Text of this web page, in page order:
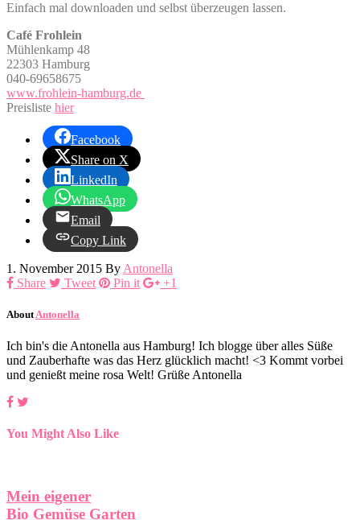
Einfach mal downloaden und selbst überzeugen lassen.
Café Frohlein
Mühlenkamp 48
22303 Hamburg
040-69658675
www.frohlein-hamburg.de
Preisliste hier
Facebook
Share on X
LinkedIn
WhatsApp
Email
Copy Link
1. November 2015 By Antonella
Share
Tweet Pin it +1
About Antonella
Ich bin's die Antonella aus Hamburg! Ich blogge über alles Süße
und Zauberhafte was das Herz glücklich macht! <3 Kommt vorbei
und genießt meine rosa Welt! Grüße Antonella
You Might Also Like
Mein eigener
Bio Gemüse Garten